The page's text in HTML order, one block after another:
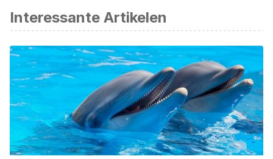
Becker, C., Cunningham, E. M., Dick, J. T., Eagling, L. E., &
Sigwart, J. D. (2018). A unified scale for female
reproductive stages in the Norway lobster (Nephrops
norvegicus): evidence from macroscopic and microscopic
characterization. Journal of morphology, 279(12), 1700-
1715.
Fariña, A. C., Freire, J., & González-Gurriarán, E. (1994).
Nephrops norvegicus in the Galician continental shelf (NW
Spain): abundance and distribution. Fisheries Research,
Interessante Artikelen